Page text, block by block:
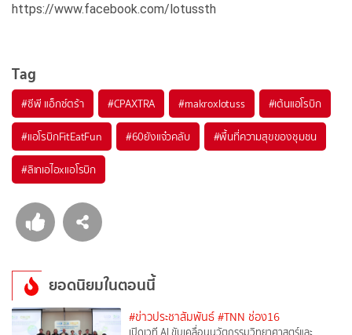
https://www.facebook.com/lotussth
Tag
#ซีพี แอ็กซ์ตร้า #CPAXTRA #makroxlotuss #เต้นแอโรบิก
#แอโรบิกFitEatFun #60ยังแจ๋วคลับ #พื้นที่ความสุขของชุมชน
#ลิเกเอไอxแอโรบิก
ยอดนิยมในตอนนี้
#ข่าวประชาสัมพันธ์ #TNN ช่อง16